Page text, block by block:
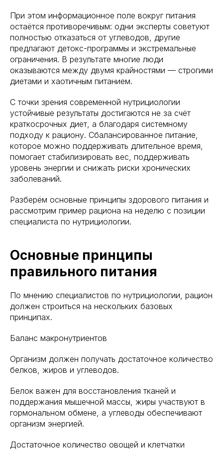
При этом информационное поле вокруг питания
остаётся противоречивым: одни эксперты советуют
полностью отказаться от углеводов, другие
предлагают детокс-программы и экстремальные
ограничения. В результате многие люди
оказываются между двумя крайностями — строгими
диетами и хаотичным питанием.
С точки зрения современной нутрициологии
устойчивые результаты достигаются не за счёт
краткосрочных диет, а благодаря системному
подходу к рациону. Сбалансированное питание,
которое можно поддерживать длительное время,
помогает стабилизировать вес, поддерживать
уровень энергии и снижать риски хронических
заболеваний.
Разберём основные принципы здорового питания и
рассмотрим пример рациона на неделю с позиции
специалиста по нутрициологии.
Основные принципы
правильного питания
По мнению специалистов по нутрициологии, рацион
должен строиться на нескольких базовых
принципах.
Баланс макронутриентов
Организм должен получать достаточное количество
белков, жиров и углеводов.
Белок важен для восстановления тканей и
поддержания мышечной массы, жиры участвуют в
гормональном обмене, а углеводы обеспечивают
организм энергией.
Достаточное количество овощей и клетчатки